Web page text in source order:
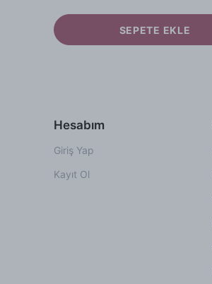
SEPETE EKLE
Hesabım
Giriş Yap
Kayıt Ol